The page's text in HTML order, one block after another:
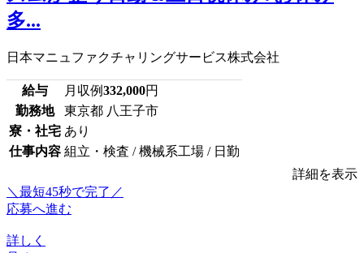
多...
日本マニュファクチャリングサービス株式会社
給与 月収例332,000円
勤務地
東京都 八王子市
寮・社宅 あり
仕事内容 組立・検査 / 機械系工場 / 日勤
詳細を表示
＼最短45秒で完了／
応募へ進む
詳しく